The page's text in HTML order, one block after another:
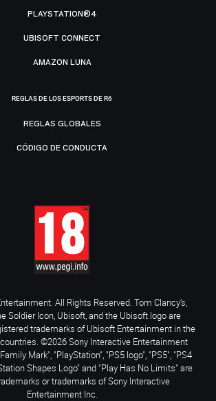
PLAYSTATION®4
UBISOFT CONNECT
AMAZON LUNA
REGLAS DE LOS ESPORTS DE R6
REGLAS GLOBALES
CÓDIGO DE CONDUCTA
All Rights Reserved. Tom Clancy’s,
Soldier Icon, Ubisoft, and the Ubisoft logo are
trademarks of Ubisoft Entertainment in the
©2026 Sony Interactive Entertainment
Mark", "PlayStation", "PS5 logo", "PS5", "PS4
Shapes Logo" and "Play Has No Limits" are
or trademarks of Sony Interactive
Entertainment Inc.